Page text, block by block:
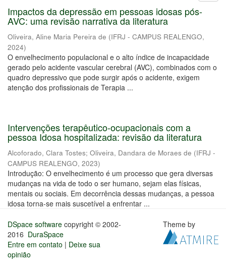
Impactos da depressão em pessoas idosas pós-
AVC: uma revisão narrativa da literatura
Oliveira, Aline Maria Pereira de (IFRJ - CAMPUS REALENGO,
2024)
O envelhecimento populacional e o alto índice de incapacidade
gerado pelo acidente vascular cerebral (AVC), combinados com o
quadro depressivo que pode surgir após o acidente, exigem
atenção dos profissionais de Terapia ...
Intervenções terapêutico-ocupacionais com a
pessoa Idosa hospitalizada: revisão da literatura
Alcoforado, Clara Tostes; Oliveira, Dandara de Moraes de (IFRJ -
CAMPUS REALENGO, 2023)
Introdução: O envelhecimento é um processo que gera diversas
mudanças na vida de todo o ser humano, sejam elas físicas,
mentais ou sociais. Em decorrência dessas mudanças, a pessoa
idosa torna-se mais suscetível a enfrentar ...
DSpace software copyright © 2002-
2016 DuraSpace
Entre em contato | Deixe sua
opinião
Theme by